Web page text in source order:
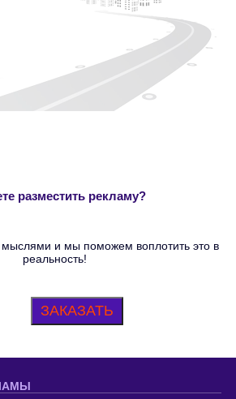
разместить рекламу?
и мы поможем воплотить это в
реальность!
ЗАКАЗАТЬ